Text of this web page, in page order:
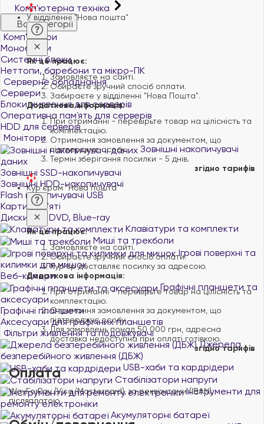
Комп'ютерна техніка
Всі категорії
Комп'ютери
Моноблоки
Системні блоки
Неттопи, баребони та мікро-ПК
Серверне обладнання
Сервери
Блоки живлення для серверів
Оперативна пам`ять для серверів
HDD для серверів
Монітори
Зовнішні накопичувачі
даних
Зовнішні SSD-накопичувачі
Зовнішні HDD-накопичувачі
Flash накопичувачі USB
Карти пам'яті
Диски CD, DVD, Blue-ray
Клавіатури та комплекти
Миші та трекболи
Ігрові поверхні та
килимки для мишок
Веб-камери
Графічні планшети та
аксесуари
Графічні планшети
Аксесуари для графічних планшетів
Фільтри живлення та подовжувачі
Джерела
безперебійного живлення (ДБЖ)
USB-хаби та кардрідери
Стабілізатори напруги
Інструменти для
ремонту електроніки
Акумуляторні батареї
У відділенні "Нова пошта"
Як це працює:
Замовляєте на сайті.
Обираєте зручний спосіб оплати.
Забираєте у відділенні "Нова Пошта".
Додаткова інформація:
При отриманні - перевірьте товар на цілісність та
комплектацію.
Отримання замовлення за документом, що
підтверджує особу.
Термін зберігання посилки - 5 днів.
згідно тарифів
Кур'єром "Нова пошта"
Як це працює:
Замовляєте на сайті.
Обираєте зручний спосіб оплати.
Курʼєр доставляє посилку за адресою.
Додаткова інформація:
При отриманні - перевірьте товар на цілісність та
комплектацію.
Отримання замовлення за документом, що
підтверджує особу.
Для замовлень понад 50 000 грн, адресна
доставка недоступна при оплаті готівкою.
згідно тарифів
Оплата
WayForPay (Visa/Mastercard), за реквізитами (IBAN),
післяплатою